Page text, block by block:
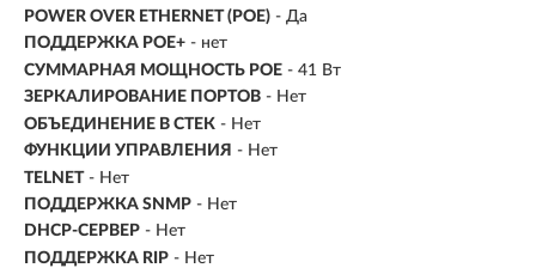
POWER OVER ETHERNET (POE) - Да
ПОДДЕРЖКА POE+ - нет
СУММАРНАЯ МОЩНОСТЬ POE - 41 Вт
ЗЕРКАЛИРОВАНИЕ ПОРТОВ - Нет
ОБЪЕДИНЕНИЕ В СТЕК - Нет
ФУНКЦИИ УПРАВЛЕНИЯ - Нет
TELNET - Нет
ПОДДЕРЖКА SNMP - Нет
DHCP-СЕРВЕР - Нет
ПОДДЕРЖКА RIP - Нет